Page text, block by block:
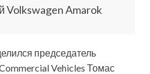
Volkswagen Amarok
председатель
Vehicles Томас